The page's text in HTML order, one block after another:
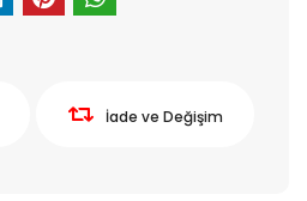
İade ve Değişim